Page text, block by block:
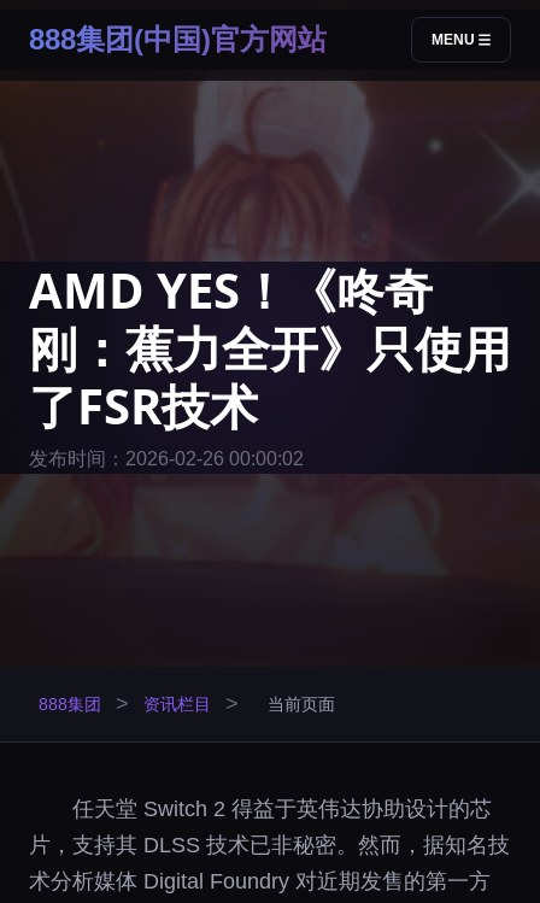
888集团(中国)官方网站 MENU
AMD YES！《咚奇
刚：蕉力全开》只使用
了FSR技术
发布时间：2026-02-26 00:00:02
888集团 > 资讯栏目 > 当前页面
任天堂 Switch 2 得益于英伟达协助设计的芯
片，支持其 DLSS 技术已非秘密。然而，据知名技
术分析媒体 Digital Foundry 对近期发售的第一方